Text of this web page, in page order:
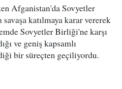
Afganistan'da Sovyetler
katılmaya karar vererek
Sovyetler Birliği'ne karşı
ve geniş kapsamlı
bir süreçten geçiliyordu.